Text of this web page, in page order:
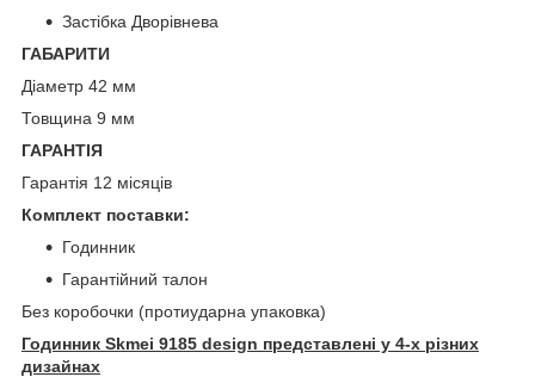
Застібка Дворівнева
ГАБАРИТИ
Діаметр 42 мм
Товщина 9 мм
ГАРАНТІЯ
Гарантія 12 місяців
Комплект поставки:
Годинник
Гарантійний талон
Без коробочки (протиударна упаковка)
Годинник Skmei 9185 design представлені у 4-х різних
дизайнах